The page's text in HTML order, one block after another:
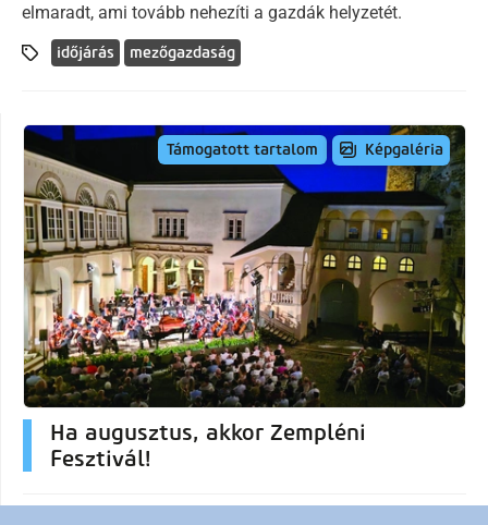
elmaradt, ami tovább nehezíti a gazdák helyzetét.
időjárás mezőgazdaság
Támogatott tartalom Képgaléria
Ha augusztus, akkor Zempléni
Fesztivál!